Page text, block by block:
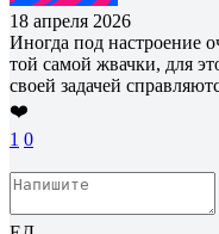
18 апреля 2026
Иногда под настроение
той самой жвачки, для
своей задачей
❤️
1 0